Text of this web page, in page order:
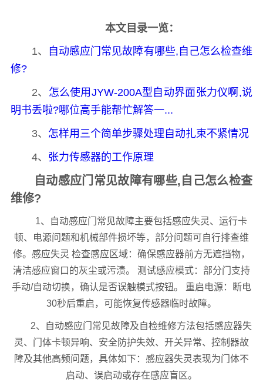
本文目录一览：
1、
自动感应门常见故障有哪些,自己怎么检查维
修?
2、 怎么使用JYW-200A型自动界面张力仪啊,说
明书丢啦?哪位高手能帮忙解答一...
3、 怎样用三个简单步骤处理自动扎束不紧情况
4、 张力传感器的工作原理
自动感应门常见故障有哪些,自己怎么检查
维修?
1、自动感应门常见故障主要包括感应失灵、运行卡
顿、电源问题和机械部件损坏等，部分问题可自行排查维
修。感应失灵 检查感应区域：确保感应器前方无遮挡物，
清洁感应窗口的灰尘或污渍。 测试感应模式：部分门支持
手动/自动切换，确认是否误触模式按钮。 重启电源：断电
30秒后重启，可能恢复传感器临时故障。
2、自动感应门常见故障及自检维修方法包括感应器失
灵、门体卡顿异响、安全防护失效、开关异常、控制器故
障及其他高频问题，具体如下：感应器失灵表现为门体不
启动、误启动或存在感应盲区。